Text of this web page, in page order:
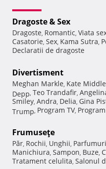
Dragoste & Sex
Dragoste, Romantic, Viata
Casatorie, Sex, Kama Sutra,
Declaratii de dragoste
Divertisment
Meghan Markle, Kate
Depp, Teo Trandafir,
Smiley, Andra, Delia, Gina
Trump, Program TV,
Frumuseţe
Păr, Rochii, Unghii, Parfumuri
Manichiura, Sampon, Buze,
Tratament celulita, Salonul